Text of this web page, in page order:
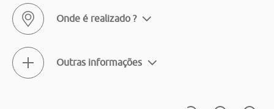
Onde é realizado ?
Outras informações